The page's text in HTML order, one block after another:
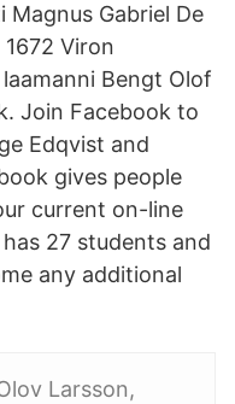
Gabriel De
Viron
Bengt Olof
Join Facebook to
Edqvist and
gives people
current on-line
27 students and
any additional
Larsson,